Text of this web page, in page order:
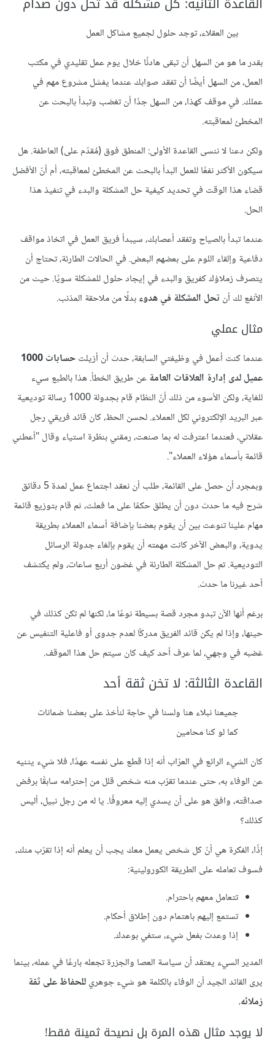
بين العقلاء، توجد حلول لجميع مشاكل العمل
بقدر ما هو من السهل أن تبقى هادئًا خلال يوم عمل تقليدي في مكتب
العمل، من السهل أيضًا أن تفقد صوابك عندما يفشل مشروع مهم في
عملك. في موقف كهذا، من السهل جدًا أن تغضب وتبدأ بالبحث عن
المخطئ لمعاقبته.
ولكن دعنا لا ننسى القاعدة الأولى: المنطق فوق (مُقدّم على) العاطفة. هل
سيكون الأكثر نفعًا للعمل البدأ بالبحث عن المخطئ لمعاقبته، أم أنّ الأفضل
قضاء هذا الوقت في تحديد كيفية حل المشكلة والبدء في تنفيذ هذا
الحل.
عندما تبدأ بالصياح وتفقد أعصابك، سيبدأ فريق العمل في اتخاذ مواقف
دفاعية وإلقاء اللوم على بعضهم البعض. في الحالات الطارئة، تحتاج أن
يتصرف زملاؤك كفريق والبدء في إيجاد حلول للمشكلة سويًا. حيث من
الأنفع لك أن تحل المشكلة في هدوءبدلًا من ملاحقة المذنب.
مثال عملي
عندما كنت أعمل في وظيفتي السابقة، حدث أن أزيلت
حسابات 1000
عميل لدى إدارة العلاقات العامة عن طريق الخطأ. هذا بالطبع سيء
للغاية، ولكن الأسوء من ذلك أنّ النظام قام بجدولة 1000 رسالة توديعية
عبر البريد الإلكتروني لكل العملاء. لحسن الحظ، كان قائد فريقي رجل
عقلاني، فعندما اعترفت له بما صنعت، رمقني بنظرة استياء وقال "أعطني
قائمة بأسماء هؤلاء العملاء".
وبمجرد أن حصل على القائمة، طلب أن نعقد اجتماع عمل لمدة 5 دقائق
شرح فيه ما حدث دون أن يطلق حكمًا على ما فعلت، ثم قام بتوزيع قائمة
مهام علينا تنوعت بين أن يقوم بعضنا بإضافة أسماء العملاء بطريقة
يدوية، والبعض الآخر كانت مهمته أن يقوم بإلغاء جدولة الرسائل
التوديعية. تم حل المشكلة الطارئة في غضون أربع ساعات، ولم يكتشف
أحد غيرنا ما حدث.
برغم أنها الآن تبدو مجرد قصة بسيطة نوعًا ما، لكنها لم تكن كذلك في
حينها، وإذا لم يكن قائد الفريق مدركًا لعدم جدوى أو فاعلية التنفيس عن
غضبه في وجهي، لما عرف أحد كيف كان سيتم حل هذا الموقف.
القاعدة الثالثة: لا تخن ثقة أحد
جميعنا نبلاء هنا ولسنا في حاجة لنأخذ على بعضنا ضمانات
كما لو كنا محامين
كان الشيء الرائع في العرّاب أنه إذا قطع على نفسه عهدًا، فلا شيء يثنيه
عن الوفاء به، حتى عندما تقرّب منه شخص قلل من إحترامه سابقًا برفض
صداقته، وافق هو على أن يسدي إليه معروفًا. يا له من رجل نبيل، أليس
كذلك؟
إذًا، الفكرة هي أنّ كل شخص يعمل معك يجب أن يعلم أنه إذا تقرّب منك،
فسوف تعامله على الطريقة الكورولينية:
تتعامل معهم باحترام.
تستمع إليهم باهتمام دون إطلاق أحكام.
إذا وعدت بفعل شيء، ستفي بوعدك.
المدير السيء يعتقد أن سياسة العصا والجزرة تجعله بارعًا في عمله، بينما
يرى القائد الجيد أن الوفاء بالكلمة هو شيء جوهريللحفاظ على ثقة
زملائه.
لا يوجد مثال هذه المرة بل نصيحة ثمينة فقط!